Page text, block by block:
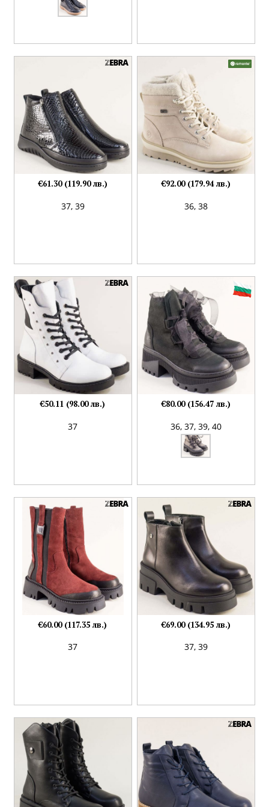
37, 39
€61.30 (119.90 лв.)
36, 38
€92.00 (179.94 лв.)
37
€50.11 (98.00 лв.)
36, 37, 39, 40
€80.00 (156.47 лв.)
37
€60.00 (117.35 лв.)
37, 39
€69.00 (134.95 лв.)